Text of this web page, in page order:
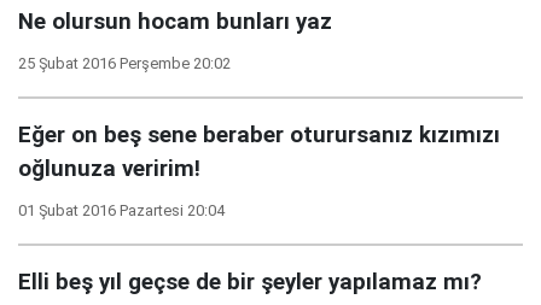
Ne olursun hocam bunları yaz
25 Şubat 2016 Perşembe 20:02
Eğer on beş sene beraber oturursanız kızımızı
oğlunuza veririm!
01 Şubat 2016 Pazartesi 20:04
Elli beş yıl geçse de bir şeyler yapılamaz mı?